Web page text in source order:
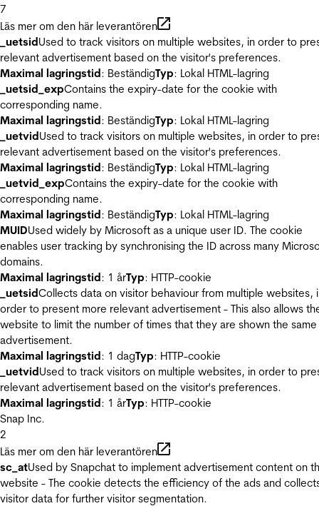
7
Läs mer om den här leverantören
_uetsidUsed to track visitors on multiple websites, in order to
relevant advertisement based on the visitor's preferences.
Maximal lagringstid: BeständigTyp: Lokal HTML-lagring
_uetsid_expContains the expiry-date for the cookie with
corresponding name.
Maximal lagringstid: BeständigTyp: Lokal HTML-lagring
_uetvidUsed to track visitors on multiple websites, in order to
relevant advertisement based on the visitor's preferences.
Maximal lagringstid: BeständigTyp: Lokal HTML-lagring
_uetvid_expContains the expiry-date for the cookie with
corresponding name.
Maximal lagringstid: BeständigTyp: Lokal HTML-lagring
MUIDUsed widely by Microsoft as a unique user ID. The cookie
enables user tracking by synchronising the ID across many
domains.
Maximal lagringstid: 1 årTyp: HTTP-cookie
_uetsidCollects data on visitor behaviour from multiple websites,
order to present more relevant advertisement - This also allows
website to limit the number of times that they are shown the same
advertisement.
Maximal lagringstid: 1 dagTyp: HTTP-cookie
_uetvidUsed to track visitors on multiple websites, in order to
relevant advertisement based on the visitor's preferences.
Maximal lagringstid: 1 årTyp: HTTP-cookie
Snap Inc.
2
Läs mer om den här leverantören
sc_atUsed by Snapchat to implement advertisement content on
website - The cookie detects the efficiency of the ads and
visitor data for further visitor segmentation.